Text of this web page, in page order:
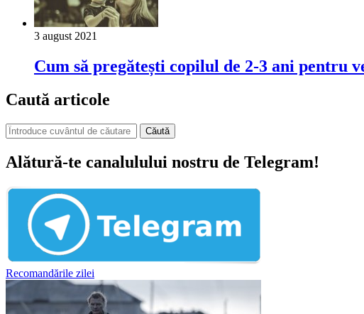
3 august 2021
Cum să pregătești copilul de 2-3 ani pentru
Caută articole
Căută
Alătură-te canalulului nostru de Telegram!
Recomandările zilei